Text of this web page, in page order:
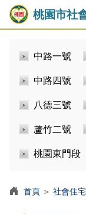
桃園市社
中路一號
中路四號
八德三號
蘆竹二號
桃園東門段
首頁 ＞ 社會住宅